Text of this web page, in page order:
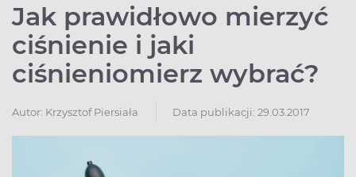
Jak prawidłowo mierzyć
ciśnienie i jaki
ciśnieniomierz wybrać?
Autor: Krzysztof Piersiała Data publikacji: 29.03.2017